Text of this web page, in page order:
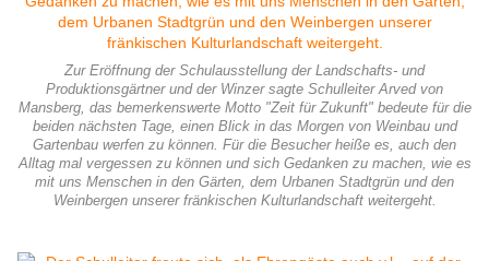
Zur Eröffnung der Schulausstellung der Landschafts- und
Produktionsgärtner und der Winzer sagte Schulleiter Arved von
Mansberg, das bemerkenswerte Motto "Zeit für Zukunft" bedeute für die
beiden nächsten Tage, einen Blick in das Morgen von Weinbau und
Gartenbau werfen zu können. Für die Besucher heiße es, auch den
Alltag mal vergessen zu können und sich Gedanken zu machen, wie es
mit uns Menschen in den Gärten, dem Urbanen Stadtgrün und den
Weinbergen unserer fränkischen Kulturlandschaft weitergeht.